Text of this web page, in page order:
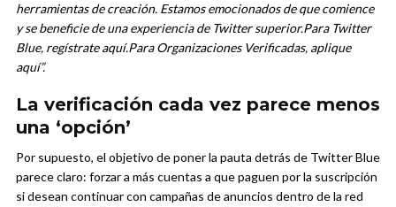
herramientas de creación. Estamos emocionados de que comience
y se beneficie de una experiencia de Twitter superior.Para Twitter
Blue, regístrate aquí.Para Organizaciones Verificadas, aplique
aquí”.
La verificación cada vez parece menos
una ‘opción’
Por supuesto, el objetivo de poner la pauta detrás de Twitter Blue
parece claro: forzar a más cuentas a que paguen por la suscripción
si desean continuar con campañas de anuncios dentro de la red